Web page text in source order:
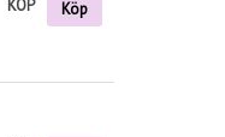
Köp
KÖP